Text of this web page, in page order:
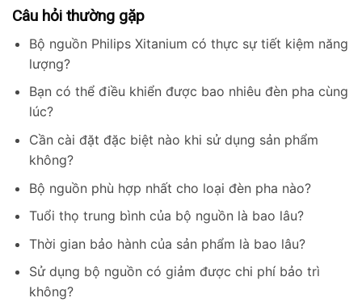
Câu hỏi thường gặp
Bộ nguồn Philips Xitanium có thực sự tiết kiệm năng
lượng?
Bạn có thể điều khiển được bao nhiêu đèn pha cùng
lúc?
Cần cài đặt đặc biệt nào khi sử dụng sản phẩm
không?
Bộ nguồn phù hợp nhất cho loại đèn pha nào?
Tuổi thọ trung bình của bộ nguồn là bao lâu?
Thời gian bảo hành của sản phẩm là bao lâu?
Sử dụng bộ nguồn có giảm được chi phí bảo trì
không?